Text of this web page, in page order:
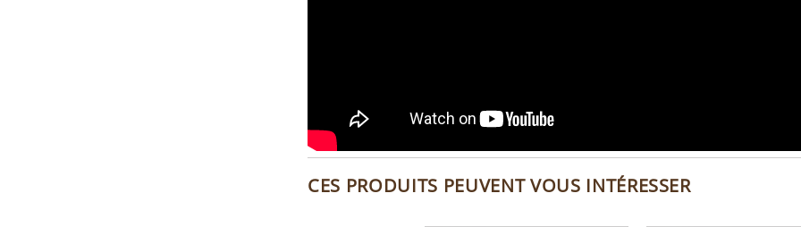
CES PRODUITS PEUVENT VOUS INTÉRESSER